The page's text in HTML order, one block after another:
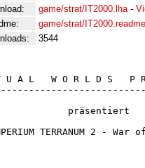
game/strat/IT2000.lha-
game/strat/IT2000.readme
3544
U A L   W O R L D S   P
präsentiert
IMPERIUM TERRANUM 2